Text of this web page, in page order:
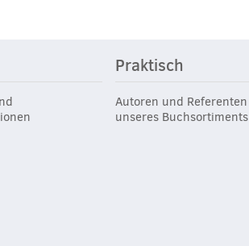
Praktisch
Autoren und Referenten
unseres Buchsortiments